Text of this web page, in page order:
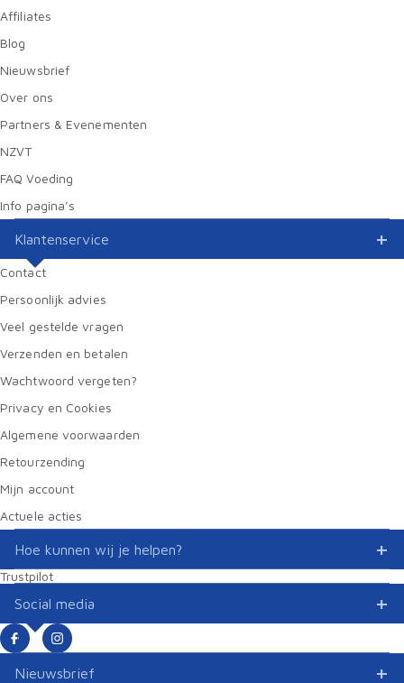
Affiliates
Blog
Nieuwsbrief
Over ons
Partners & Evenementen
NZVT
FAQ Voeding
Info pagina’s
Klantenservice
Contact
Persoonlijk advies
Veel gestelde vragen
Verzenden en betalen
Wachtwoord vergeten?
Privacy en Cookies
Algemene voorwaarden
Retourzending
Mijn account
Actuele acties
Hoe kunnen wij je helpen?
Trustpilot
Social media
Nieuwsbrief